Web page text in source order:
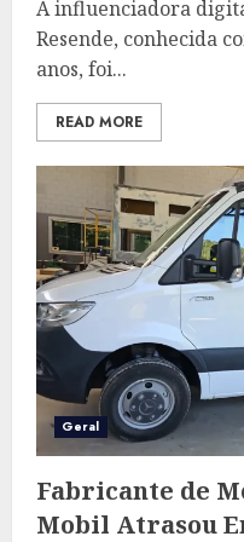
A influenciadora
Resende, conhecida
anos, foi...
READ MORE
Geral
Fabricante de
Mobil Atrasou